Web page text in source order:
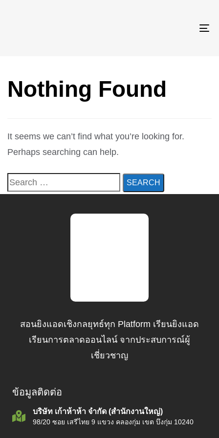
Nothing Found
It seems we can’t find what you’re looking for.
Perhaps searching can help.
สอนยิงแอดเชิงกลยุทธ์ทุก Platform เรียนยิงแอด
เรียนการตลาดออนไลน์ จากประสบการณ์ผู้
เชี่ยวชาญ
ข้อมูลติดต่อ
บริษัท เก้าห้าห้า จำกัด (สำนักงานใหญ่)
98/20 ซอย เสรีไทย 9 แขวง คลองกุ่ม เขต บึงกุ่ม 10240